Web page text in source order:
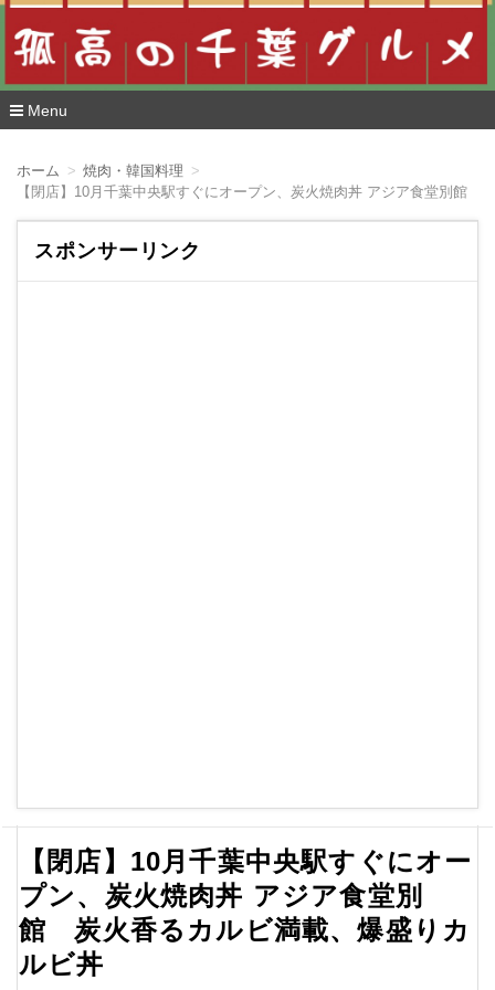
Menu
ホーム
焼肉・韓国料理
【閉店】10月千葉中央駅すぐにオープン、炭火焼肉丼 アジア食堂別館
スポンサーリンク
【閉店】10月千葉中央駅すぐにオー
プン、炭火焼肉丼 アジア食堂別
館 炭火香るカルビ満載、爆盛りカ
ルビ丼